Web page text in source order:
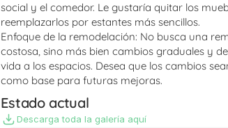
social y el comedor. Le gustaría quitar los
reemplazarlos por estantes más sencillos.
Enfoque de la remodelación: No busca una
costosa, sino más bien cambios graduales y
vida a los espacios. Desea que los cambios
como base para futuras mejoras.
Estado actual
Descarga toda la galería aquí